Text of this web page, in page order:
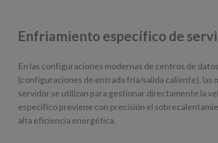
Enfriamiento específico de
En las configuraciones modernas de centros de
(configuraciones de entrada fría/salida caliente), las
servidor se utilizan para gestionar directamente la
específico previene con precisión el
alta eficiencia energética.